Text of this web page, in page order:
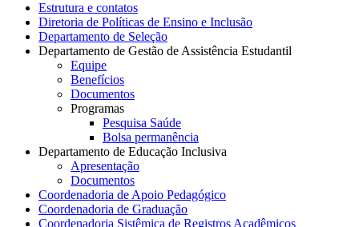
Estrutura e contatos
Diretoria de Políticas de Ensino e Inclusão
Departamento de Seleção
Departamento de Gestão de Assistência Estudantil
Equipe
Benefícios
Documentos
Programas
Pesquisa Saúde
Bolsa permanência
Departamento de Educação Inclusiva
Apresentação
Documentos
Coordenadoria de Apoio Pedagógico
Coordenadoria de Graduação
Coordenadoria Sistêmica de Registros Acadêmicos